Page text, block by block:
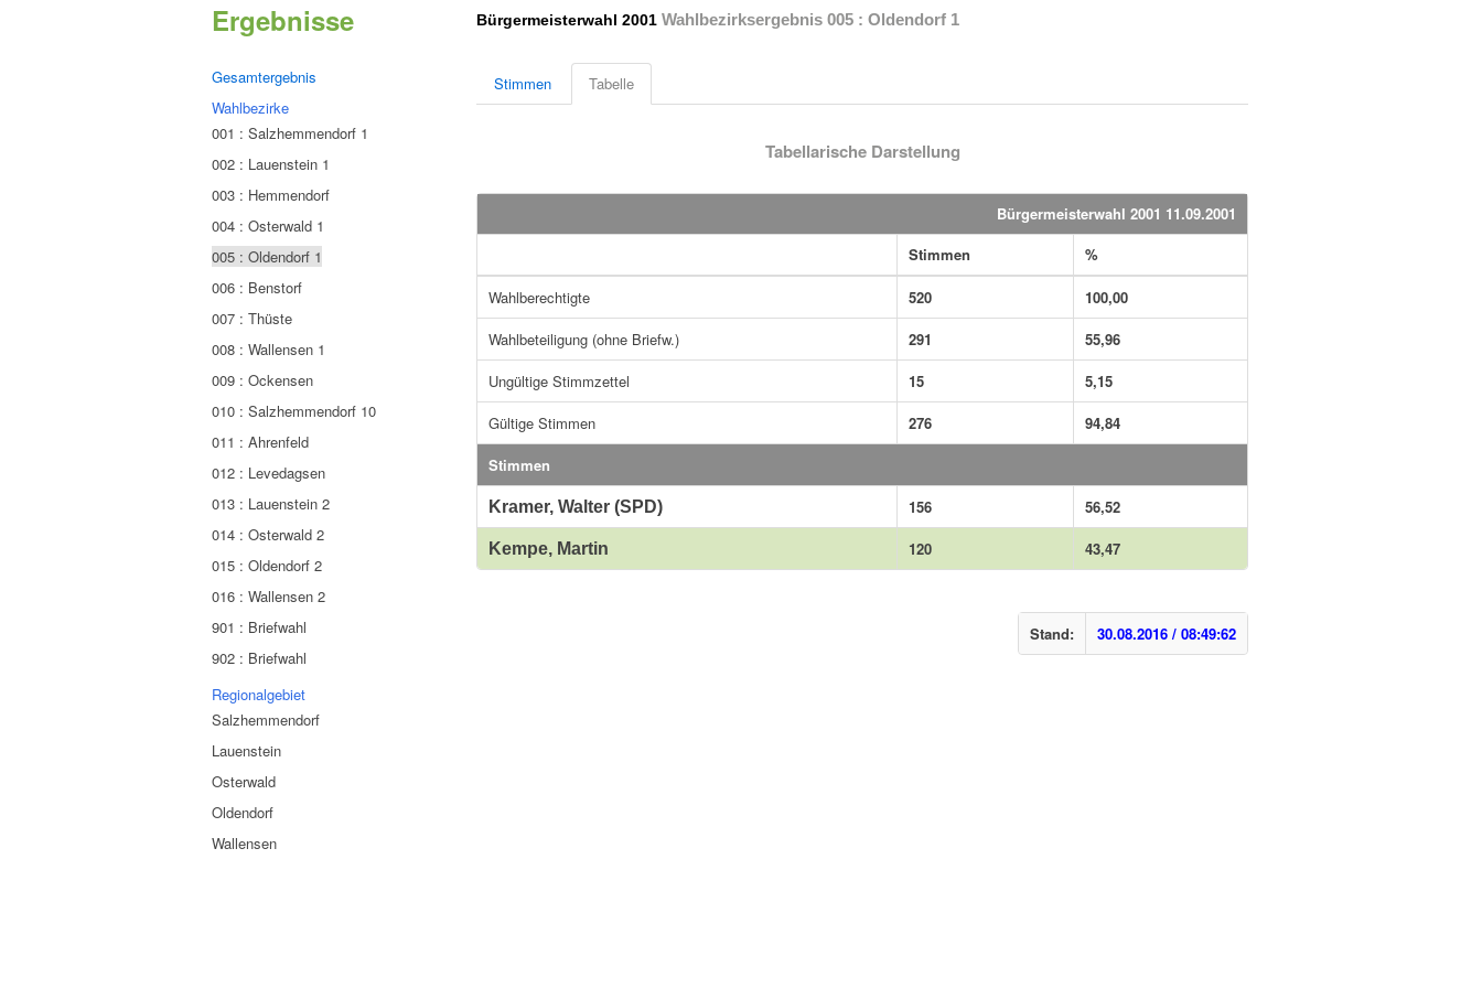
Ergebnisse
Gesamtergebnis
Wahlbezirke
001 : Salzhemmendorf 1
002 : Lauenstein 1
003 : Hemmendorf
004 : Osterwald 1
005 : Oldendorf 1
006 : Benstorf
007 : Thüste
008 : Wallensen 1
009 : Ockensen
010 : Salzhemmendorf 10
011 : Ahrenfeld
012 : Levedagsen
013 : Lauenstein 2
014 : Osterwald 2
015 : Oldendorf 2
016 : Wallensen 2
901 : Briefwahl
902 : Briefwahl
Regionalgebiet
Salzhemmendorf
Lauenstein
Osterwald
Oldendorf
Wallensen
Bürgermeisterwahl 2001 Wahlbezirksergebnis 005 : Oldendorf 1
Stimmen Tabelle
Tabellarische Darstellung
Bürgermeisterwahl 2001 11.09.2001
Stimmen
%
Wahlberechtigte 520
100,00
Wahlbeteiligung (ohne Briefw.)
291
55,96
Ungültige Stimmzettel
15
5,15
Gültige Stimmen
276
94,84
Stimmen
Kramer, Walter (SPD) 156 56,52
Kempe, Martin 120 43,47
Stand: 30.08.2016 / 08:49:62